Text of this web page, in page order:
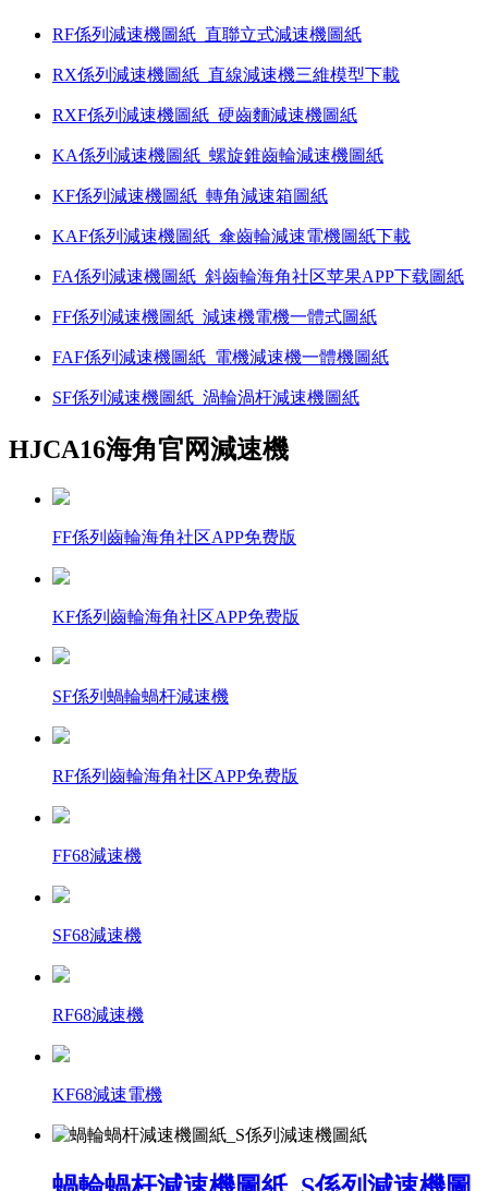
RF係列減速機圖紙_直聯立式減速機圖紙
RX係列減速機圖紙_直線減速機三維模型下載
RXF係列減速機圖紙_硬齒麵減速機圖紙
KA係列減速機圖紙_螺旋錐齒輪減速機圖紙
KF係列減速機圖紙_轉角減速箱圖紙
KAF係列減速機圖紙_傘齒輪減速電機圖紙下載
FA係列減速機圖紙_斜齒輪海角社区苹果APP下载圖紙
FF係列減速機圖紙_減速機電機一體式圖紙
FAF係列減速機圖紙_電機減速機一體機圖紙
SF係列減速機圖紙_渦輪渦杆減速機圖紙
HJCA16海角官网減速機
FF係列齒輪海角社区APP免费版
KF係列齒輪海角社区APP免费版
SF係列蝸輪蝸杆減速機
RF係列齒輪海角社区APP免费版
FF68減速機
SF68減速機
RF68減速機
KF68減速電機